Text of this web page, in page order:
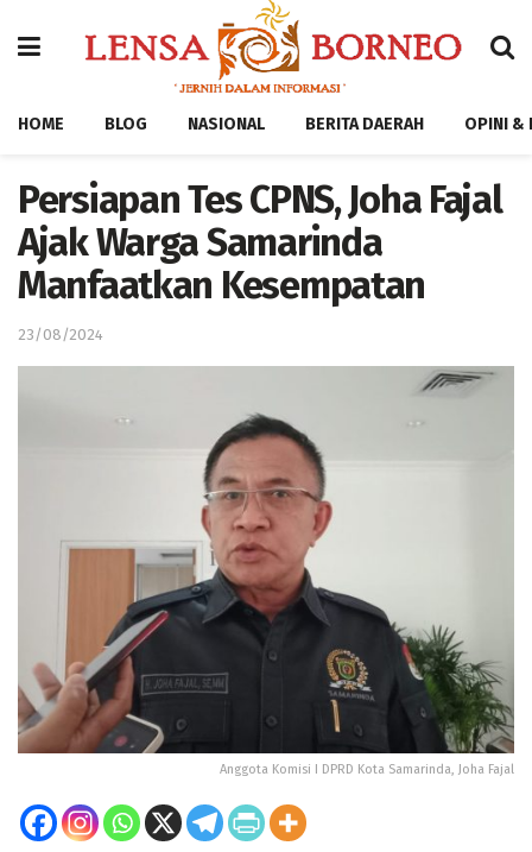
HOME BLOG NASIONAL BERITA DAERAH OPINI &
Persiapan Tes CPNS, Joha Fajal
Ajak Warga Samarinda
Manfaatkan Kesempatan
23/08/2024
Anggota Komisi I DPRD Kota Samarinda, Joha Fajal